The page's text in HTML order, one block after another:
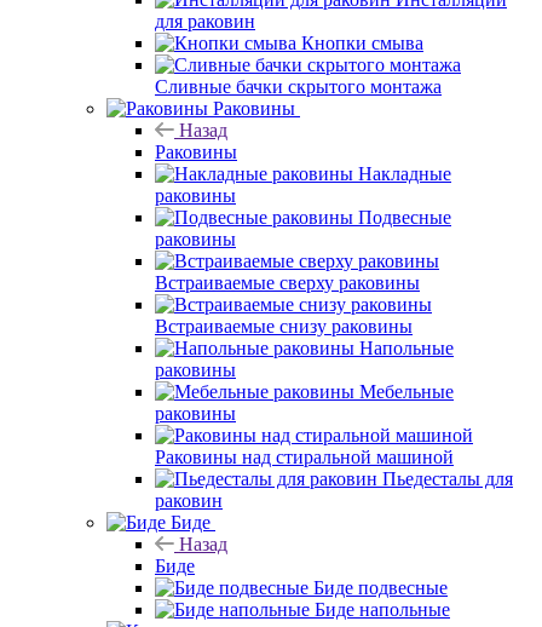
для раковин
Кнопки смыва
Сливные бачки скрытого монтажа
Раковины
Назад
Раковины
Накладные
раковины
Подвесные
раковины
Встраиваемые сверху раковины
Встраиваемые снизу раковины
Напольные
раковины
Мебельные
раковины
Раковины над стиральной машиной
Пьедесталы для
раковин
Биде
Назад
Биде
Биде подвесные
Биде напольные